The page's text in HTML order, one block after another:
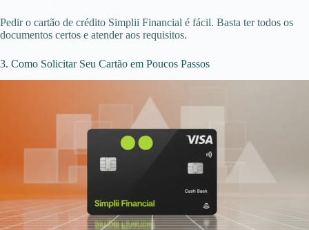
Pedir o cartão de crédito Simplii Financial é fácil. Basta ter todos os
documentos certos e atender aos requisitos.
3. Como Solicitar Seu Cartão em Poucos Passos